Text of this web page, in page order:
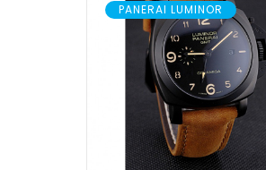
PANERAI LUMINOR